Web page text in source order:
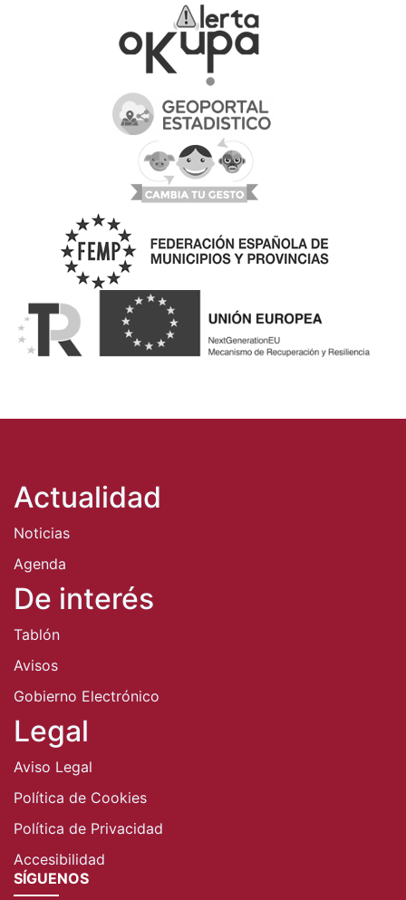
Actualidad
Noticias
Agenda
De interés
Tablón
Avisos
Gobierno Electrónico
Legal
Aviso Legal
Política de Cookies
Política de Privacidad
Accesibilidad
SÍGUENOS